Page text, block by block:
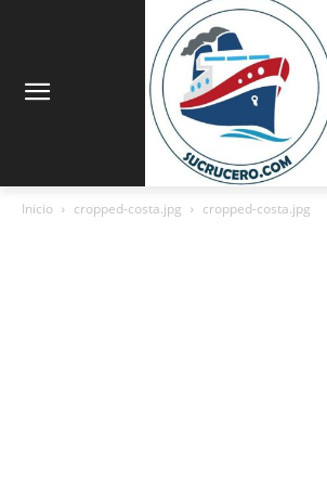
Inicio cropped-costa.jpg cropped-costa.jpg